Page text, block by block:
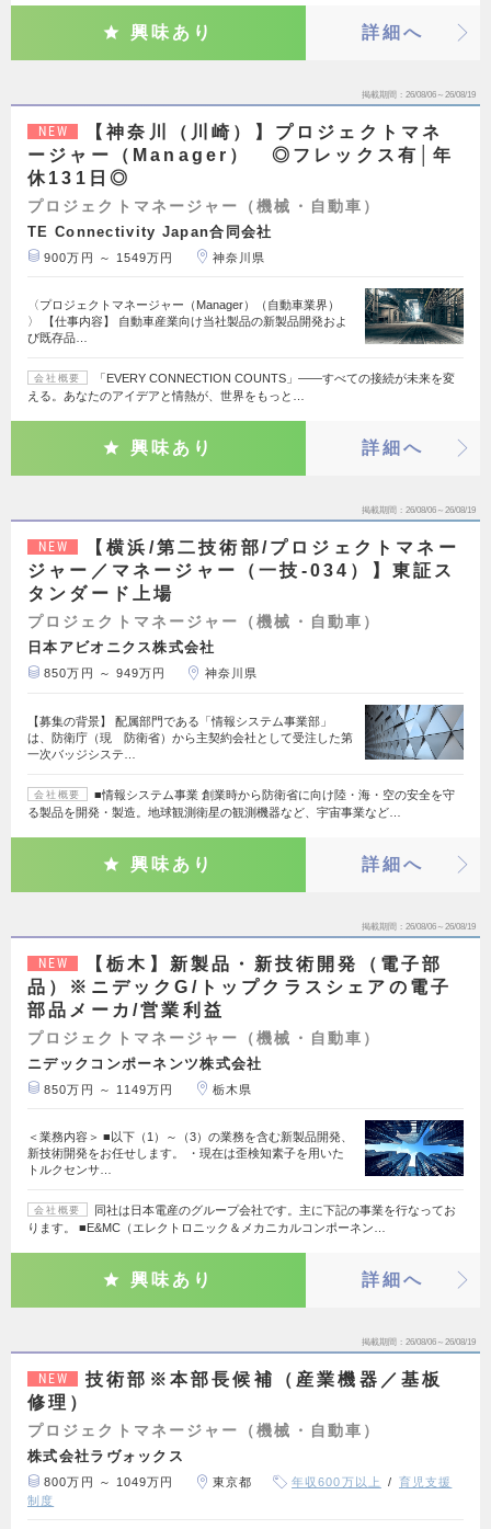
興味あり 詳細へ
掲載期間 26/08/06～26/08/19
NEW
【神奈川（川崎）】プロジェクトマネ
ージャー（Manager） ◎フレックス有│年
休131日◎
プロジェクトマネージャー（機械・自動車）
TE Connectivity Japan合同会社
900万円 ～ 1549万円 神奈川県
〈プロジェクトマネージャー（Manager）（自動車業界）
〉 【仕事内容】 自動車産業向け当社製品の新製品開発およ
び既存品…
会社概要
「EVERY CONNECTION COUNTS」――すべての接続が未来を変
える。あなたのアイデアと情熱が、世界をもっと…
興味あり 詳細へ
掲載期間 26/08/06～26/08/19
NEW
【横浜/第二技術部/プロジェクトマネー
ジャー／マネージャー（一技-034）】東証ス
タンダード上場
プロジェクトマネージャー（機械・自動車）
日本アビオニクス株式会社
850万円 ～ 949万円 神奈川県
【募集の背景】 配属部門である「情報システム事業部」
は、防衛庁（現 防衛省）から主契約会社として受注した第
一次バッジシステ…
会社概要
■情報システム事業 創業時から防衛省に向け陸・海・空の安全を守
る製品を開発・製造。地球観測衛星の観測機器など、宇宙事業など…
興味あり 詳細へ
掲載期間 26/08/06～26/08/19
NEW
【栃木】新製品・新技術開発（電子部
品）※ニデックG/トップクラスシェアの電子
部品メーカ/営業利益
プロジェクトマネージャー（機械・自動車）
ニデックコンポーネンツ株式会社
850万円 ～ 1149万円 栃木県
＜業務内容＞ ■以下（1）～（3）の業務を含む新製品開発、
新技術開発をお任せします。 ・現在は歪検知素子を用いた
トルクセンサ…
会社概要
同社は日本電産のグループ会社です。主に下記の事業を行なってお
ります。 ■E&MC（エレクトロニック＆メカニカルコンポーネン…
興味あり 詳細へ
掲載期間 26/08/06～26/08/19
NEW
技術部※本部長候補（産業機器／基板
修理）
プロジェクトマネージャー（機械・自動車）
株式会社ラヴォックス
800万円 ～ 1049万円 東京都 年収600万以上
育児支援
制度